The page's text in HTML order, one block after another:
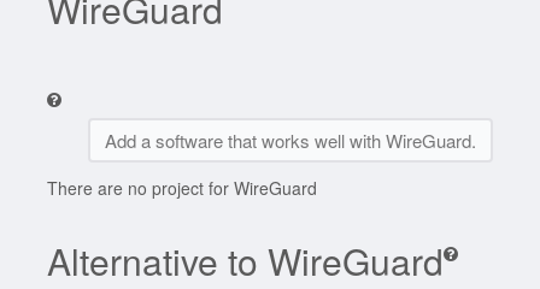
Add a software that works well with WireGuard.
There are no project for WireGuard
Alternative to WireGuard